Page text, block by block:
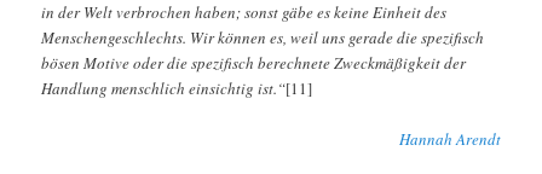
in der Welt verbrochen haben; sonst gäbe es keine Einheit des
Menschengeschlechts. Wir können es, weil uns gerade die spezifisch
bösen Motive oder die spezifisch berechnete Zweckmäßigkeit der
Handlung menschlich einsichtig ist.“[11]
Hannah Arendt